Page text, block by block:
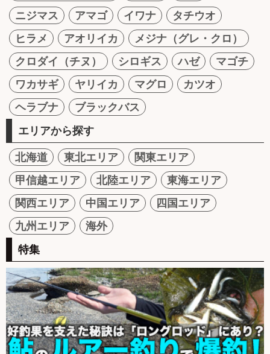
ニジマス
アマゴ イワナ
タチウオ
ヒラメ
アオリイカ
メジナ（グレ・クロ）
クロダイ（チヌ）
シロギス ハゼ
マゴチ
ワカサギ
ヤリイカ マグロ
カツオ
ヘラブナ
ブラックバス
エリアから探す
北海道 東北エリア
関東エリア
甲信越エリア
北陸エリア
東海エリア
関西エリア
中国エリア
四国エリア
九州エリア
海外
特集